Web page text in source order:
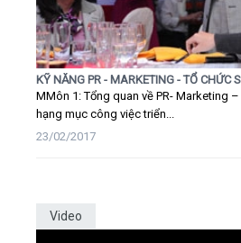
KỸ NĂNG PR - MARKETING - TỔ CHỨC
MMôn 1: Tổng quan về PR- Marketing
hạng mục công việc triển...
23/02/2017
Video